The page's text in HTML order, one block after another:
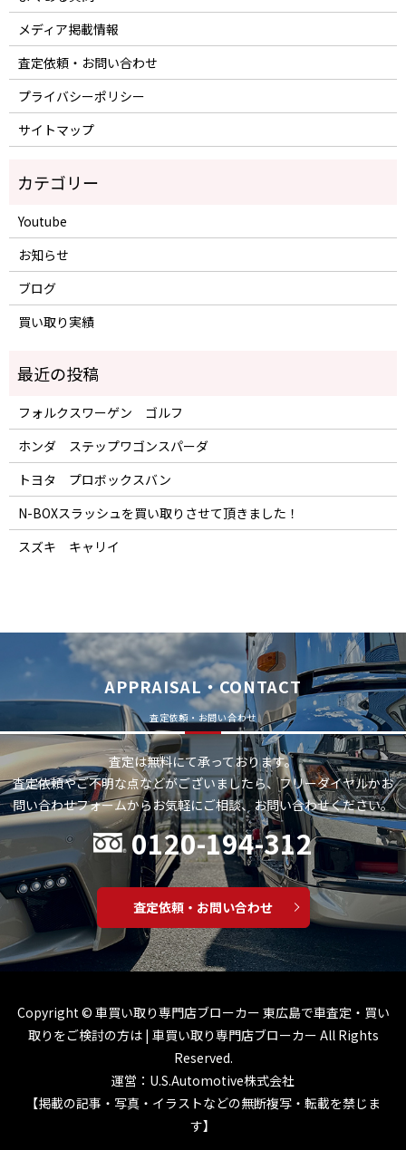
メディア掲載情報
査定依頼・お問い合わせ
プライバシーポリシー
サイトマップ
Youtube
お知らせ
ブログ
買い取り実績
フォルクスワーゲン ゴルフ
ホンダ ステップワゴンスパーダ
トヨタ プロボックスバン
N-BOXスラッシュを買い取りさせて頂きました！
スズキ キャリイ
APPRAISAL・CONTACT
査定依頼・お問い合わせ
査定は無料にて承っております。
査定依頼やご不明な点などがございましたら、フリーダイヤルかお
問い合わせフォームからお気軽にご相談、お問い合わせください。
0120-194-312
査定依頼・お問い合わせ
Copyright © 車買い取り専門店ブローカー 東広島で車査定・買い
取りをご検討の方は | 車買い取り専門店ブローカー All Rights
Reserved.
運営：U.S.Automotive株式会社
【掲載の記事・写真・イラストなどの無断複写・転載を禁じま
す】